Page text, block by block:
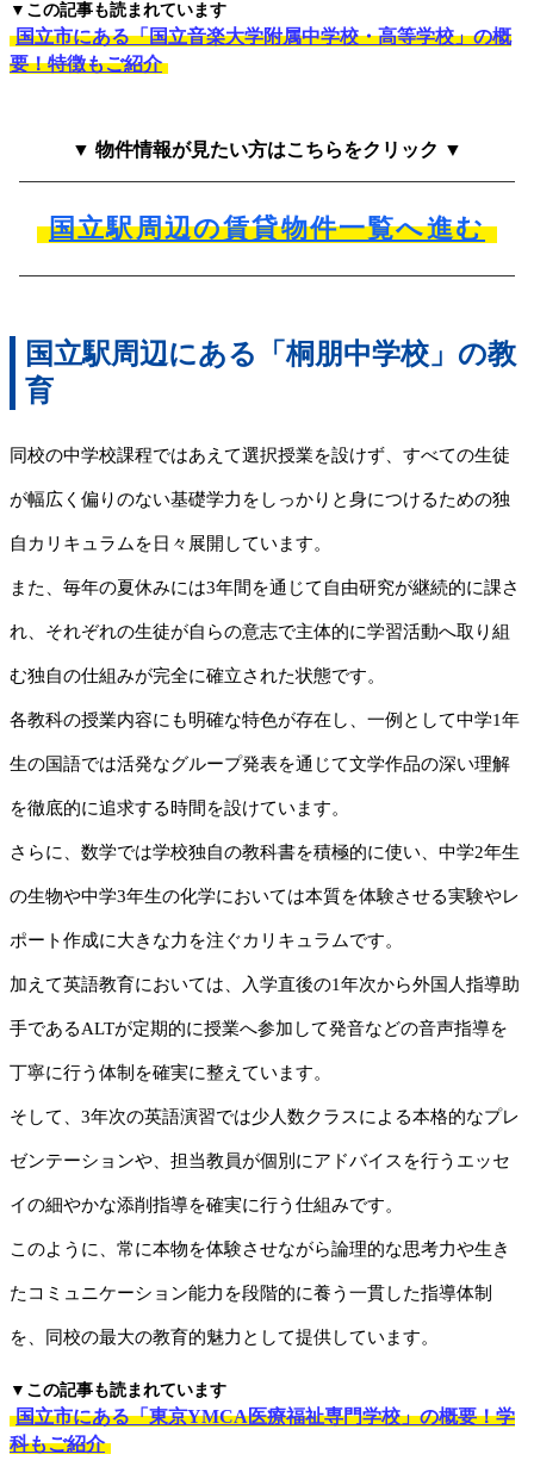
▼この記事も読まれています
国立市にある「国立音楽大学附属中学校・高等学校」の概
要！特徴もご紹介
▼ 物件情報が見たい方はこちらをクリック ▼
国立駅周辺の賃貸物件一覧へ進む
国立駅周辺にある「桐朋中学校」の教
育
同校の中学校課程ではあえて選択授業を設けず、すべての生徒
が幅広く偏りのない基礎学力をしっかりと身につけるための独
自カリキュラムを日々展開しています。
また、毎年の夏休みには3年間を通じて自由研究が継続的に課さ
れ、それぞれの生徒が自らの意志で主体的に学習活動へ取り組
む独自の仕組みが完全に確立された状態です。
各教科の授業内容にも明確な特色が存在し、一例として中学1年
生の国語では活発なグループ発表を通じて文学作品の深い理解
を徹底的に追求する時間を設けています。
さらに、数学では学校独自の教科書を積極的に使い、中学2年生
の生物や中学3年生の化学においては本質を体験させる実験やレ
ポート作成に大きな力を注ぐカリキュラムです。
加えて英語教育においては、入学直後の1年次から外国人指導助
手であるALTが定期的に授業へ参加して発音などの音声指導を
丁寧に行う体制を確実に整えています。
そして、3年次の英語演習では少人数クラスによる本格的なプレ
ゼンテーションや、担当教員が個別にアドバイスを行うエッセ
イの細やかな添削指導を確実に行う仕組みです。
このように、常に本物を体験させながら論理的な思考力や生き
たコミュニケーション能力を段階的に養う一貫した指導体制
を、同校の最大の教育的魅力として提供しています。
▼この記事も読まれています
国立市にある「東京YMCA医療福祉専門学校」の概要！学
科もご紹介